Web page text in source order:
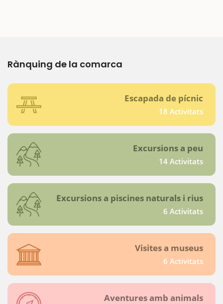
Rànquing de la comarca
Escapada de pícnic
18 Activitats
Excursions a peu
14 Activitats
Excursions a piscines naturals i rius
6 Activitats
Visites a museus
6 Activitats
Aventures amb animals